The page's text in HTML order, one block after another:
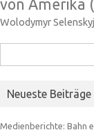
von Amerika
Wolodymyr Selenskyj
nach:
Neueste Beiträge
Medienberichte: Bahn